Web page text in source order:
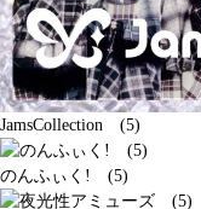
JamsCollection (5)
のんふぃく! (5)